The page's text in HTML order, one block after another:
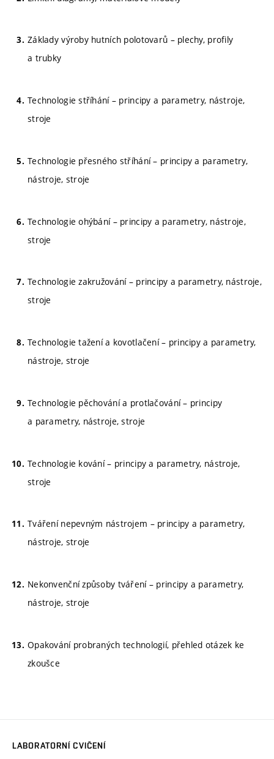
Základy výroby hutních polotovarů – plechy, profily
a trubky
Technologie stříhání – principy a parametry, nástroje,
stroje
Technologie přesného stříhání – principy a parametry,
nástroje, stroje
Technologie ohýbání – principy a parametry, nástroje,
stroje
Technologie zakružování – principy a parametry, nástroje,
stroje
Technologie tažení a kovotlačení – principy a parametry,
nástroje, stroje
Technologie pěchování a protlačování – principy
a parametry, nástroje, stroje
Technologie kování – principy a parametry, nástroje,
stroje
Tváření nepevným nástrojem – principy a parametry,
nástroje, stroje
Nekonvenční způsoby tváření – principy a parametry,
nástroje, stroje
Opakování probraných technologií, přehled otázek ke
zkoušce
LABORATORNÍ CVIČENÍ